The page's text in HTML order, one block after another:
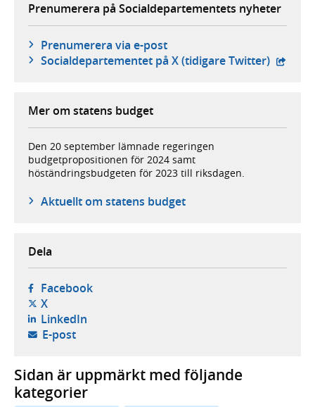
Prenumerera på Socialdepartementets nyheter
Prenumerera via e-post
Social­departementet på X (tidigare Twitter) -
Mer om statens budget
Den 20 september lämnade regeringen
budgetpropositionen för 2024 samt
höständringsbudgeten för 2023 till riksdagen.
Aktuellt om statens budget
Dela
Facebook- öppnas i ny flik, extern webbplats,
X- öppnas i ny flik, extern webbplats,
LinkedIn- öppnas i ny flik, extern webbplats,
E-post- öppnar din e-postklient,
Sidan är uppmärkt med följande
kategorier